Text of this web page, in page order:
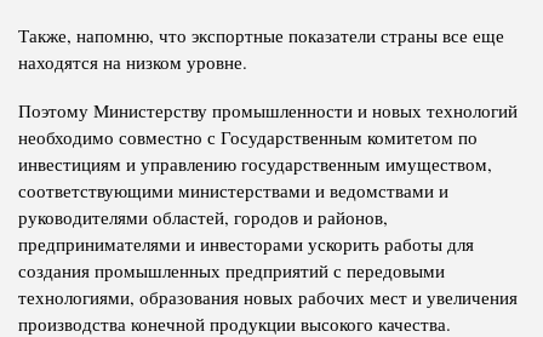
Также, напомню, что экспортные показатели страны все еще
находятся на низком уровне.
Поэтому Министерству промышленности и новых технологий
необходимо совместно с Государственным комитетом по
инвестициям и управлению государственным имуществом,
соответствующими министерствами и ведомствами и
руководителями областей, городов и районов,
предпринимателями и инвесторами ускорить работы для
создания промышленных предприятий с передовыми
технологиями, образования новых рабочих мест и увеличения
производства конечной продукции высокого качества.